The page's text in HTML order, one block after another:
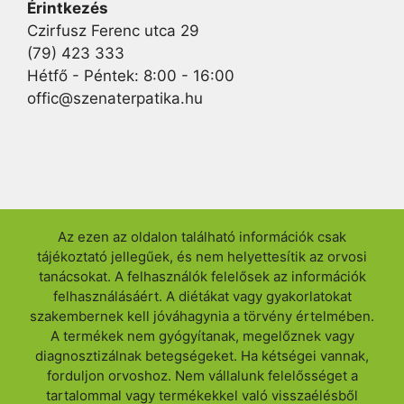
Érintkezés
Czirfusz Ferenc utca 29
(79) 423 333
Hétfő - Péntek: 8:00 - 16:00
offic@szenaterpatika.hu
Az ezen az oldalon található információk csak
tájékoztató jellegűek, és nem helyettesítik az orvosi
tanácsokat. A felhasználók felelősek az információk
felhasználásáért. A diétákat vagy gyakorlatokat
szakembernek kell jóváhagynia a törvény értelmében.
A termékek nem gyógyítanak, megelőznek vagy
diagnosztizálnak betegségeket. Ha kétségei vannak,
forduljon orvoshoz. Nem vállalunk felelősséget a
tartalommal vagy termékekkel való visszaélésből